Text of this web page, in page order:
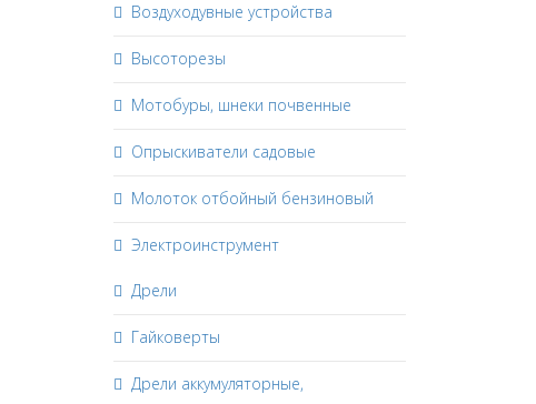
Воздуходувные устройства
Высоторезы
Мотобуры, шнеки почвенные
Опрыскиватели садовые
Молоток отбойный бензиновый
Электроинструмент
Дрели
Гайковерты
Дрели аккумуляторные,